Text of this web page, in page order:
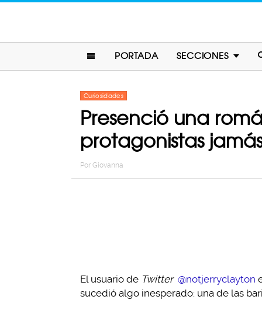
PORTADA SECCIONES
Curiosidades
Presenció una
protagonistas
Por Giovanna
El usuario de Twitter @notjerryclayton
sucedió algo inesperado: una de las